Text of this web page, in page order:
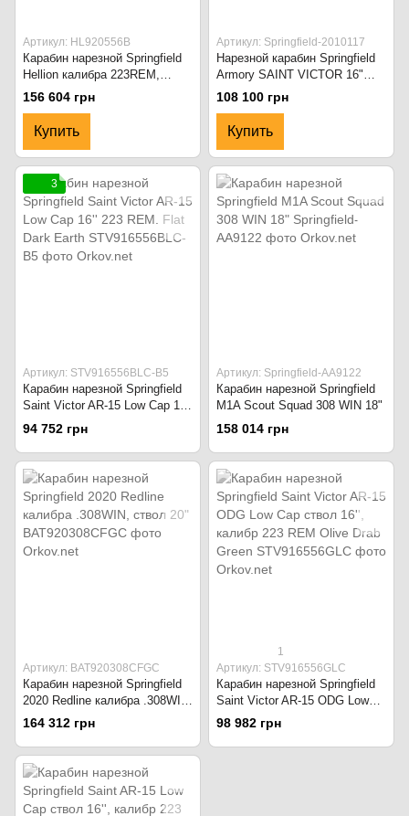
Артикул: HL920556B
Карабин нарезной Springfield
Hellion калибра 223REM,
ствол 20" чёрный
156 604 грн
Купить
Артикул: Springfield-2010117
Нарезной карабин Springfield
Armory SAINT VICTOR 16"
223REM TNG V2 B5 LC,
калибр .223 Rem
108 100 грн
Купить
3
Артикул: STV916556BLC-B5
Карабин нарезной Springfield
Saint Victor AR-15 Low Cap 16''
223 REM. Flat Dark Earth
94 752 грн
Артикул: Springfield-AA9122
Карабин нарезной Springfield
M1A Scout Squad 308 WIN 18"
158 014 грн
Артикул: BAT920308CFGC
Карабин нарезной Springfield
2020 Redline калибра .308WIN,
ствол 20"
164 312 грн
1
Артикул: STV916556GLC
Карабин нарезной Springfield
Saint Victor AR-15 ODG Low
Cap ствол 16'', калибр 223
REM Olive Drab Green
98 982 грн